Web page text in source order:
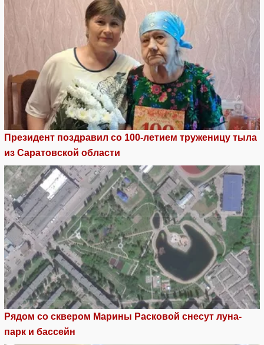
Президент поздравил со 100-летием труженицу тыла
из Саратовской области
Рядом со сквером Марины Расковой снесут луна-
парк и бассейн